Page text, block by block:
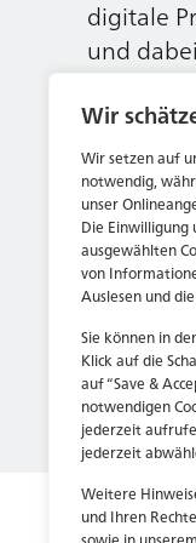
Wir
Wir setzen auf
notwendig,
unser
Die
ausgewählten
von
Auslesen und
Sie können in
Klick auf die
auf “Save &
notwendigen
jederzeit
jederzeit
Weitere
und Ihren
digitale
und
unsere
Jetzt